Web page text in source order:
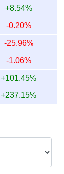
+8.54%
-0.20%
-25.96%
-1.06%
+101.45%
+237.15%